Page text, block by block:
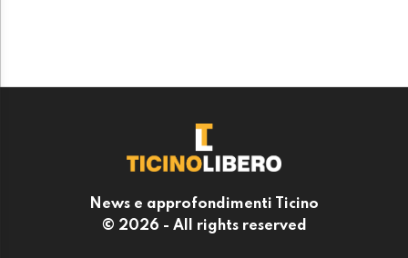
News e approfondimenti Ticino
© 2026 - All rights reserved